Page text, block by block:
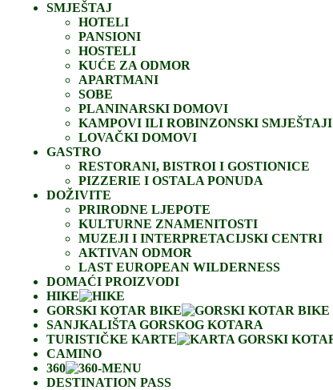
SMJEŠTAJ
HOTELI
PANSIONI
HOSTELI
KUĆE ZA ODMOR
APARTMANI
SOBE
PLANINARSKI DOMOVI
KAMPOVI ILI ROBINZONSKI SMJEŠTAJI
LOVAČKI DOMOVI
GASTRO
RESTORANI, BISTROI I GOSTIONICE
PIZZERIE I OSTALA PONUDA
DOŽIVITE
PRIRODNE LJEPOTE
KULTURNE ZNAMENITOSTI
MUZEJI I INTERPRETACIJSKI CENTRI
AKTIVAN ODMOR
LAST EUROPEAN WILDERNESS
DOMAĆI PROIZVODI
HIKE
GORSKI KOTAR BIKE
SANJKALIŠTA GORSKOG KOTARA
TURISTIČKE KARTE
CAMINO
360
DESTINATION PASS